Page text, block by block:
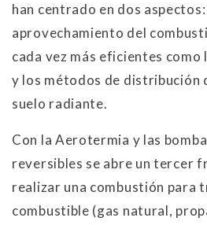
han centrado en dos
aprovechamiento del
cada vez más eficientes como
y los métodos de distribución
suelo radiante.
Con la Aerotermia y las
reversibles se abre un tercer
realizar una combustión para
combustible (gas natural,